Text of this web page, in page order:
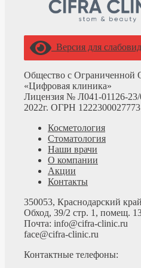
Версия для
Общество с Ограниченной
«Цифровая клиника»
Лицензия № Л041-01126-23/
2022г. ОГРН
Косметология
Стоматология
Наши врачи
О компании
Акции
Контакты
350053, Краснодарский
Обход, 39/2 стр. 1, помещ.
Почта: info@cifra-clinic.ru
face@cifra-clinic.ru
Контактные телефоны: